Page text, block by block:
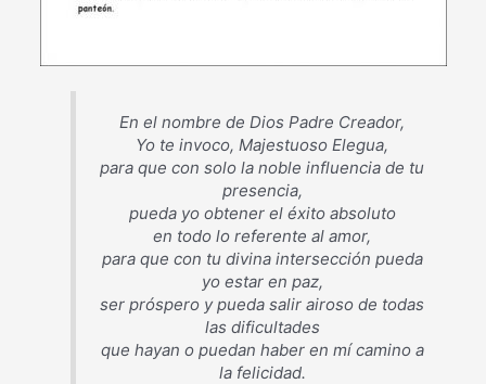
En el nombre de Dios Padre Creador,
Yo te invoco, Majestuoso Elegua,
para que con solo la noble influencia de tu
presencia,
pueda yo obtener el éxito absoluto
en todo lo referente al amor,
para que con tu divina intersección pueda
yo estar en paz,
ser próspero y pueda salir airoso de todas
las dificultades
que hayan o puedan haber en mí camino a
la felicidad.